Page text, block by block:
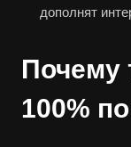
дополнят
Почему
100%